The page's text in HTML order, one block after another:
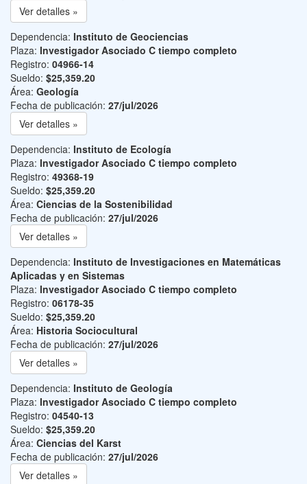
Ver detalles »
Dependencia: Instituto de Geociencias
Plaza: Investigador Asociado C tiempo completo
Registro: 04966-14
Sueldo: $25,359.20
Área: Geología
Fecha de publicación: 27/jul/2026
Ver detalles »
Dependencia: Instituto de Ecología
Plaza: Investigador Asociado C tiempo completo
Registro: 49368-19
Sueldo: $25,359.20
Área: Ciencias de la Sostenibilidad
Fecha de publicación: 27/jul/2026
Ver detalles »
Dependencia: Instituto de Investigaciones en Matemáticas
Aplicadas y en Sistemas
Plaza: Investigador Asociado C tiempo completo
Registro: 06178-35
Sueldo: $25,359.20
Área: Historia Sociocultural
Fecha de publicación: 27/jul/2026
Ver detalles »
Dependencia: Instituto de Geología
Plaza: Investigador Asociado C tiempo completo
Registro: 04540-13
Sueldo: $25,359.20
Área: Ciencias del Karst
Fecha de publicación: 27/jul/2026
Ver detalles »